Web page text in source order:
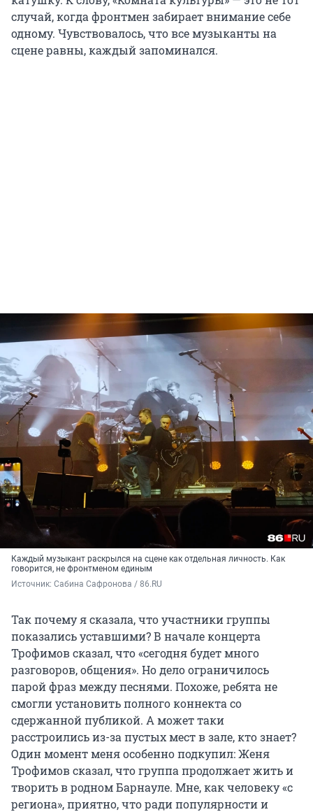
случай, когда фронтмен забирает внимание себе
одному. Чувствовалось, что все музыканты на
сцене равны, каждый запоминался.
Каждый музыкант раскрылся на сцене как отдельная личность. Как
говорится, не фронтменом единым
Источник: Сабина Сафронова / 86.RU
Так почему я сказала, что участники группы
показались уставшими? В начале концерта
Трофимов сказал, что «сегодня будет много
разговоров, общения». Но дело ограничилось
парой фраз между песнями. Похоже, ребята не
смогли установить полного коннекта со
сдержанной публикой. А может таки
расстроились из-за пустых мест в зале, кто знает?
Один момент меня особенно подкупил: Женя
Трофимов сказал, что группа продолжает жить и
творить в родном Барнауле. Мне, как человеку «с
региона», приятно, что ради популярности и